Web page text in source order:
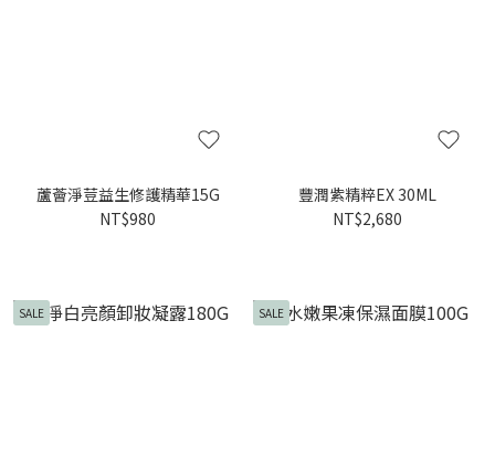
蘆薈淨荳益生修護精華15G
NT$980
豐潤紫精粹EX 30ML
NT$2,680
SALE SALE